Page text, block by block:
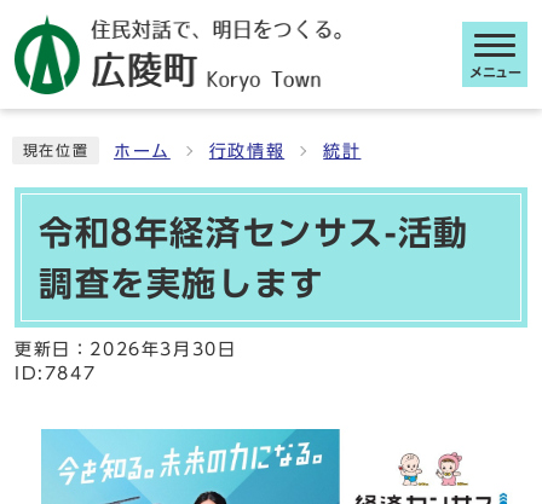
メニュー
現在位置 ホーム 行政情報 統計
令和8年経済センサス-活動
調査を実施します
更新日： 2026年3月30日
ID:7847